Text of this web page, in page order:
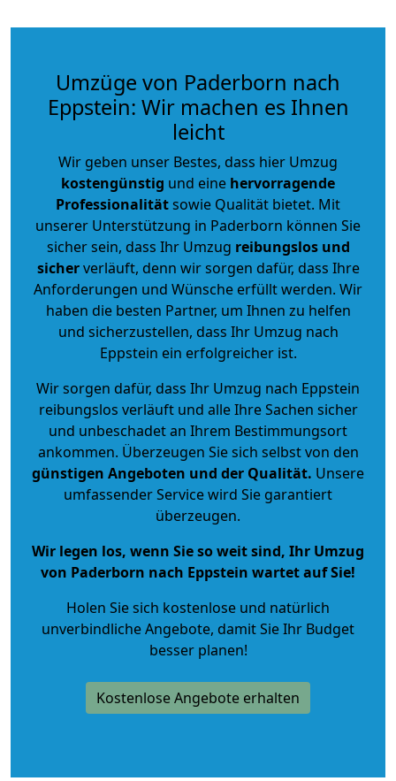
Umzüge von Paderborn nach
Eppstein: Wir machen es Ihnen
leicht
Wir geben unser Bestes, dass hier Umzug
kostengünstig und eine hervorragende
Professionalitätsowie Qualität bietet. Mit
unserer Unterstützung in Paderborn können Sie
sicher sein, dass Ihr Umzug reibungslos und
sicherverläuft, denn wir sorgen dafür, dass Ihre
Anforderungen und Wünsche erfüllt werden. Wir
haben die besten Partner, um Ihnen zu helfen
und sicherzustellen, dass Ihr Umzug nach
Eppstein ein erfolgreicher ist.
Wir sorgen dafür, dass Ihr Umzug nach Eppstein
reibungslos verläuft und alle Ihre Sachen sicher
und unbeschadet an Ihrem Bestimmungsort
ankommen. Überzeugen Sie sich selbst von den
günstigen Angeboten und der Qualität. Unsere
umfassender Service wird Sie garantiert
überzeugen.
Wir legen los, wenn Sie so weit sind, Ihr Umzug
von Paderborn nach Eppstein wartet auf Sie!
Holen Sie sich kostenlose und natürlich
unverbindliche Angebote, damit Sie Ihr Budget
besser planen!
Kostenlose Angebote erhalten